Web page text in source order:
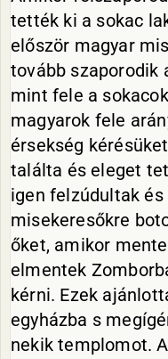
tették ki a sokac
először magyar
tovább szaporodik
mint fele a
magyarok fele
érsekség
találta és eleget
igen felzúdultak
misekeresőkre
őket, amikor
elmentek
kérni. Ezek
egyházba s
nekik templomot.